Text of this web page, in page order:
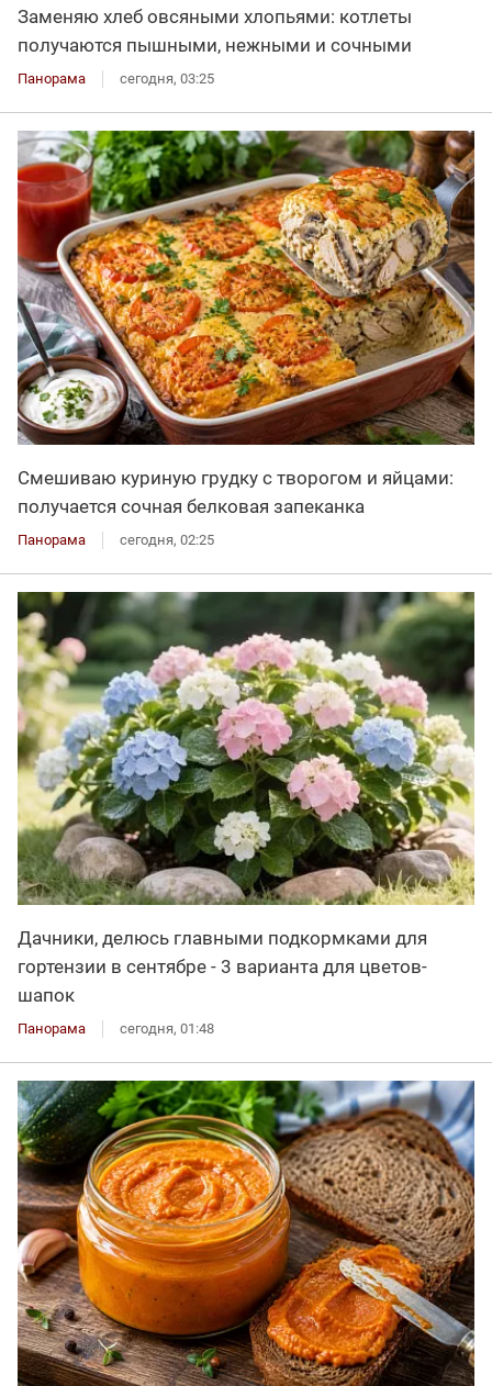
Заменяю хлеб овсяными хлопьями: котлеты
получаются пышными, нежными и сочными
Панорама сегодня, 03:25
Смешиваю куриную грудку с творогом и яйцами:
получается сочная белковая запеканка
Панорама сегодня, 02:25
Дачники, делюсь главными подкормками для
гортензии в сентябре - 3 варианта для цветов-
шапок
Панорама сегодня, 01:48